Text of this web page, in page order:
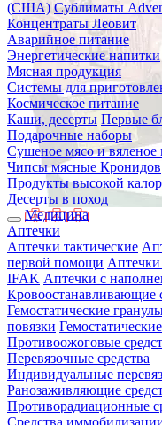
(США) Сублиматы
Концентраты Леовит
Аварийное питание
Энергетические напитки
Мясная продукция
Системы для
Космическое питание
Каши, десерты Первые
Подарочные наборы
Сушеное мясо и вяленое
Чипсы мясные Кронидов
Продукты высокой
Десерты в поход
Медицина
Аптечки
Аптечки тактические
первой помощи
IFAK Аптечки с
Кровоостанавливающие
Гемостатические
повязки
Противоожоговые
Перевязочные средства
Индивидуальные
Ранозаживляющие
Противорадиационные